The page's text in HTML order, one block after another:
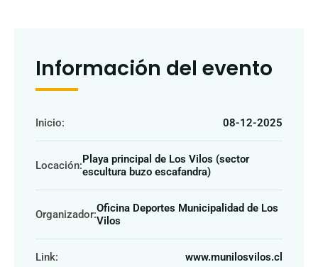
Información del evento
Inicio: 08-12-2025
Locación:Playa principal de Los Vilos (sector
escultura buzo escafandra)
Organizador:Oficina Deportes Municipalidad de Los
Vilos
Link: www.munilosvilos.cl